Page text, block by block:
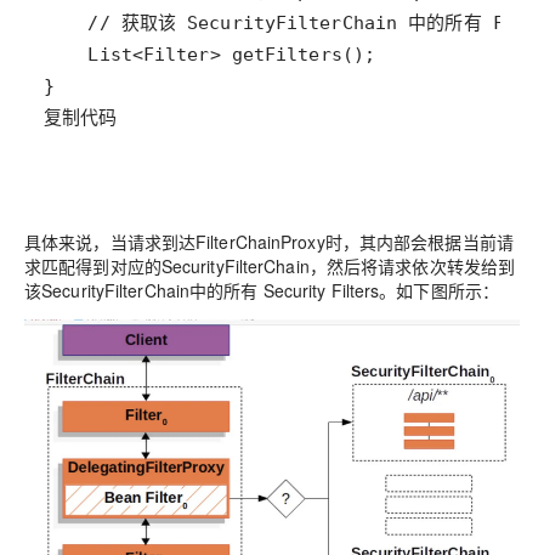
复制代码
具体来说，当请求到达FilterChainProxy时，其内部会根据当前请
求匹配得到对应的SecurityFilterChain，然后将请求依次转发给到
该SecurityFilterChain中的所有 Security Filters。如下图所示：